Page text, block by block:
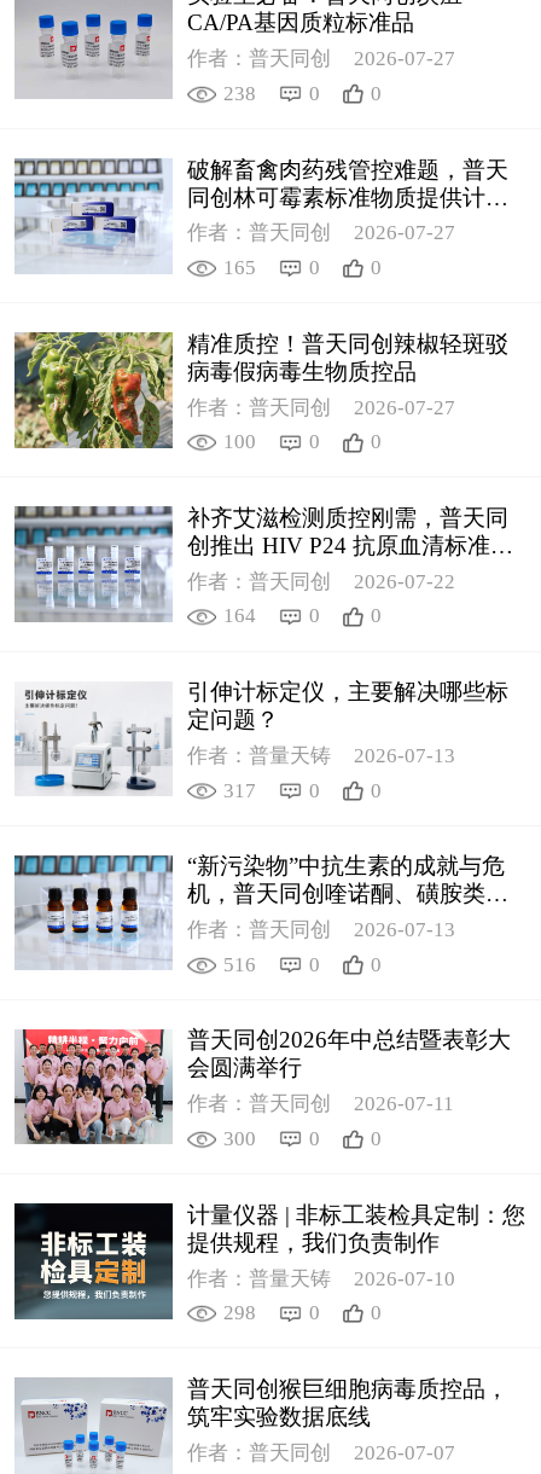
CA/PA基因质粒标准品
作者：普天同创
2026-07-27
238
0 0
破解畜禽肉药残管控难题，普天
同创林可霉素标准物质提供计量
支撑
作者：普天同创
2026-07-27
165
0 0
精准质控！普天同创辣椒轻斑驳
病毒假病毒生物质控品
作者：普天同创
2026-07-27
100
0 0
补齐艾滋检测质控刚需，普天同
创推出 HIV P24 抗原血清标准物
质
作者：普天同创
2026-07-22
164
0 0
引伸计标定仪，主要解决哪些标
定问题？
作者：普量天铸
2026-07-13
317
0 0
“新污染物”中抗生素的成就与危
机，普天同创喹诺酮、磺胺类质
控新品筑牢环境安全防线
作者：普天同创
2026-07-13
516
0 0
普天同创2026年中总结暨表彰大
会圆满举行
作者：普天同创
2026-07-11
300
0 0
计量仪器 | 非标工装检具定制：您
提供规程，我们负责制作
作者：普量天铸
2026-07-10
298
0 0
普天同创猴巨细胞病毒质控品，
筑牢实验数据底线
作者：普天同创
2026-07-07